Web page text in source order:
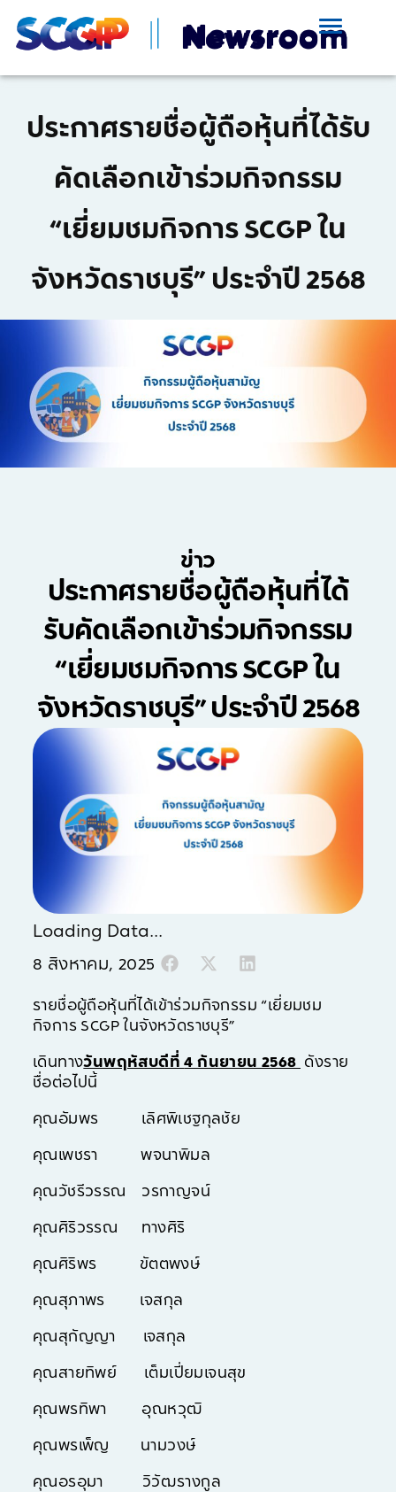
ประกาศรายชื่อผู้ถือหุ้นที่ได้รับ
คัดเลือกเข้าร่วมกิจกรรม
“เยี่ยมชมกิจการ SCGP ใน
จังหวัดราชบุรี” ประจำปี 2568
ข่าว
ประกาศรายชื่อผู้ถือหุ้นที่ได้
รับคัดเลือกเข้าร่วมกิจกรรม
“เยี่ยมชมกิจการ SCGP ใน
จังหวัดราชบุรี” ประจำปี 2568
Loading Data...
8 สิงหาคม, 2025
รายชื่อผู้ถือหุ้นที่ได้เข้าร่วมกิจกรรม “เยี่ยมชม
กิจการ SCGP ในจังหวัดราชบุรี”
เดินทางวันพฤหัสบดีที่4 กันยายน 2568 ดังราย
ชื่อต่อไปนี้
คุณอัมพร เลิศพิเชฐกุลชัย
คุณเพชรา พจนาพิมล
คุณวัชรีวรรณ วรกาญจน์
คุณศิริวรรณ ทางศิริ
คุณศิริพร ขัตตพงษ์
คุณสุภาพร เจสกุล
คุณสุกัญญา เจสกุล
คุณสายทิพย์ เต็มเปี่ยมเจนสุข
คุณพรทิพา อุณหวุฒิ
คุณพรเพ็ญ นามวงษ์
คุณอรอุมา วิวัฒรางกูล